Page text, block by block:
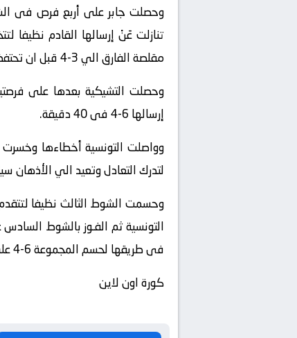
مقلصة الفارق الي 3-4 قبل ان تحتفظ بإرسالها مدركة التعادل 4-4.
إرسالها 6-4 فى 40 دقيقة.
وواصلت التونسية أخطاءها وخسرت
لتدرك التعادل وتعيد الي الأذهان
فى طريقها لحسم المجموعة 6-4 على إرسالها والمباراة فى ساعة و20 دقيقة.
كورة اون لاين